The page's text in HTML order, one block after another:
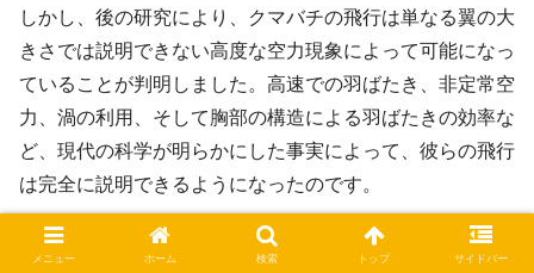
しかし、後の研究により、クマバチの飛行は単なる翼の大
きさでは説明できない高度な空力現象によって可能になっ
ていることが判明しました。高速での羽ばたき、非定常空
力、渦の利用、そして胸部の構造による羽ばたきの効率な
ど、現代の科学が明らかにした事実によって、彼らの飛行
は完全に説明できるようになったのです。
それでも「クマバチは飛べないが飛べると信じているから
メニュー ホーム 検索 トップ サイドバー